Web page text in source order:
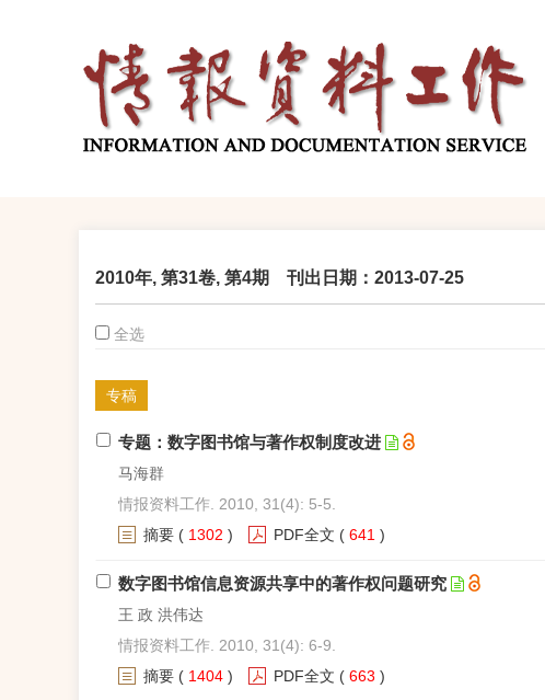
2010年, 第31卷, 第4期 刊出日期：2013-07-25
全选
专稿
专题：数字图书馆与著作权制度改进
马海群
情报资料工作. 2010, 31(4): 5-5.
摘要 ( 1302 ) PDF全文 ( 641 )
数字图书馆信息资源共享中的著作权问题研究
王 政 洪伟达
情报资料工作. 2010, 31(4): 6-9.
摘要 ( 1404 ) PDF全文 ( 663 )